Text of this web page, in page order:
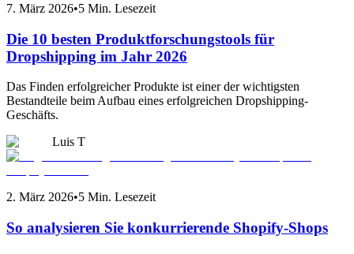
7. März 2026•5 Min. Lesezeit
Die 10 besten Produktforschungstools für
Dropshipping im Jahr 2026
Das Finden erfolgreicher Produkte ist einer der wichtigsten
Bestandteile beim Aufbau eines erfolgreichen Dropshipping-
Geschäfts.
Luis T
2. März 2026•5 Min. Lesezeit
So analysieren Sie konkurrierende Shopify-Shops